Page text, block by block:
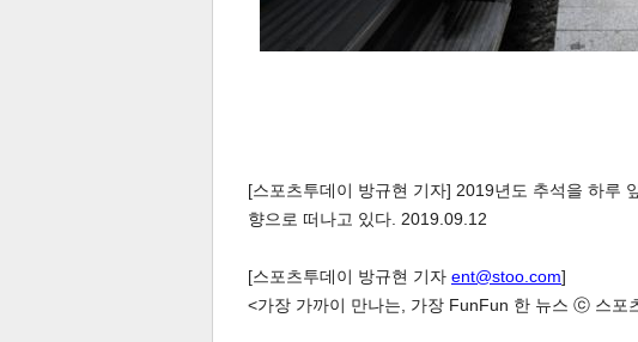
[스포츠투데이 방규현 기자] 2019년도 추석을 하루
향으로 떠나고 있다. 2019.09.12
[스포츠투데이 방규현 기자 ent@stoo.com]
<가장 가까이 만나는, 가장 FunFun 한 뉴스 ⓒ 스포